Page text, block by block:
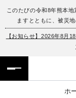
このたびの令和8年熊本
ますとともに、被災
【お知らせ】2026年8月
ホ
フロアガイド
イベント・ポ
ENGLISH
簡体字